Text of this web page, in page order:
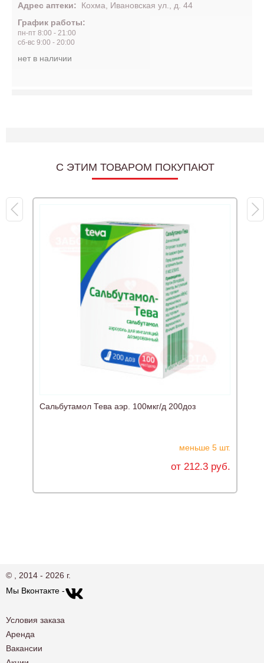
Адрес аптеки:
Кохма, Ивановская ул., д. 44
График работы:
пн-пт 8:00 - 21:00
сб-вс 9:00 - 20:00
нет в наличии
C ЭТИМ ТОВАРОМ ПОКУПАЮТ
Сальбутамол Тева аэр. 100мкг/д 200доз
меньше 5 шт.
от 212.3 руб.
© , 2014 - 2026 г.
Мы Вконтакте -
Условия заказа
Аренда
Вакансии